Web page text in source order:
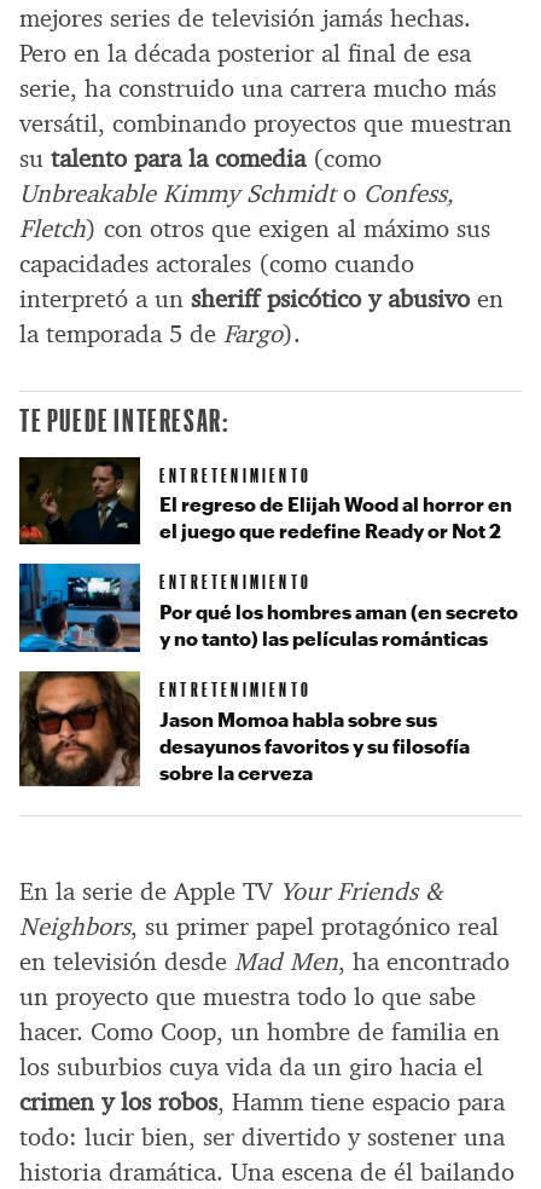
mejores series de televisión jamás hechas.
Pero en la década posterior al final de esa
serie, ha construido una carrera mucho más
versátil, combinando proyectos que muestran
su talento para la comedia(como
Unbreakable Kimmy Schmidto Confess,
Fletch) con otros que exigen al máximo sus
capacidades actorales (como cuando
interpretó a un sheriff psicótico y abusivoen
la temporada 5 de Fargo).
En la serie de Apple TV Your Friends &
Neighbors, su primer papel protagónico real
en televisión desde Mad Men, ha encontrado
un proyecto que muestra todo lo que sabe
hacer. Como Coop, un hombre de familia en
los suburbios cuya vida da un giro hacia el
crimen y los robos, Hamm tiene espacio para
todo: lucir bien, ser divertido y sostener una
historia dramática. Una escena de él bailando
TE PUEDE INTERESAR:
ENTRETENIMIENTO
El regreso de Elijah Wood al horror en
el juego que redefine Ready or Not 2
ENTRETENIMIENTO
Por qué los hombres aman (en secreto
y no tanto) las películas románticas
ENTRETENIMIENTO
Jason Momoa habla sobre sus
desayunos favoritos y su filosofía
sobre la cerveza